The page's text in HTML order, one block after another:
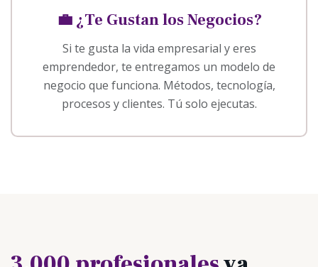
💼 ¿Te Gustan los Negocios?
Si te gusta la vida empresarial y eres
emprendedor, te entregamos un modelo de
negocio que funciona. Métodos, tecnología,
procesos y clientes. Tú solo ejecutas.